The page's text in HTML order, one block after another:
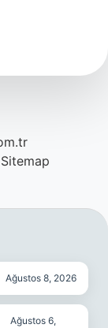
Sitemap
Ağustos 8, 2026
Ağustos 6,